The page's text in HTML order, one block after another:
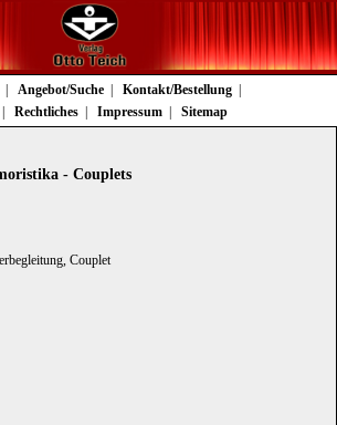
Angebot/Suche
Kontakt/Bestellung
Rechtliches Impressum Sitemap
- Couplets
Couplet